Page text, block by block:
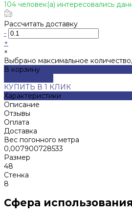
104 человек(а) интересовались
Рассчитать доставку
-
+
×
Выбрано максимальное
В корзину
КУПИТЬ В 1 КЛИК
Характеристики
Описание
Отзывы
Оплата
Доставка
Вес погонного метра
0,007900728533
Размер
48
Стенка
8
Сфера